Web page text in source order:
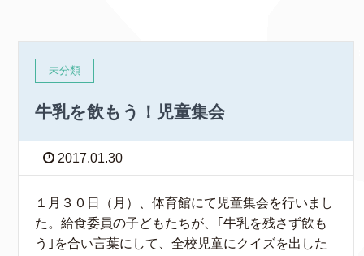
未分類
牛乳を飲もう！児童集会
2017.01.30
１月３０日（月）、体育館にて児童集会を行いまし
た。給食委員の子どもたちが、｢牛乳を残さず飲も
う｣を合い言葉にして、全校児童にクイズを出した